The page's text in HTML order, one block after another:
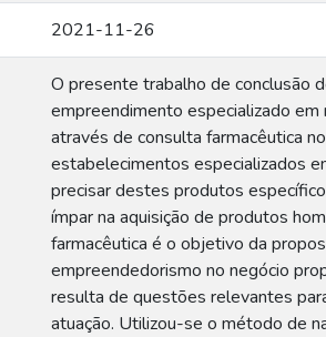
2021-11-26
O presente trabalho de conclusão
empreendimento especializado em
através de consulta farmacêutica
estabelecimentos especializados
precisar destes produtos
ímpar na aquisição de produtos
farmacêutica é o objetivo da
empreendedorismo no negócio
resulta de questões relevantes
atuação. Utilizou-se o método de